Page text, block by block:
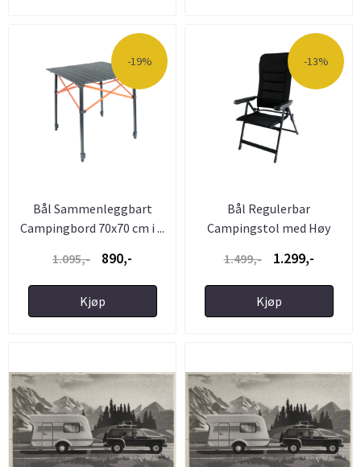
-19%
Bål Sammenleggbart
Campingbord 70x70 cm i ...
1.095,-
890,-
Kjøp
-13%
Bål Regulerbar
Campingstol med Høy
1.499,- 1.299,-
Kjøp